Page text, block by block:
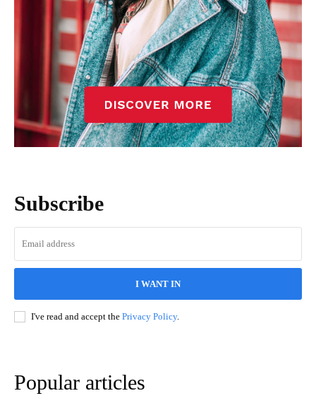
Subscribe
I WANT IN
I've read and accept the Privacy Policy.
Popular articles